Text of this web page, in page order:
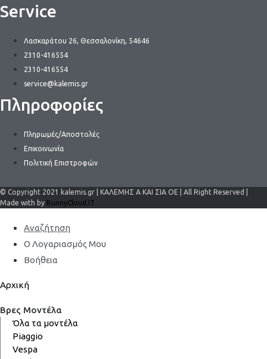
Service
Λασκαράτου 26, Θεσσαλονίκη, 54646
2310-416554
2310-416554
service@kalemis.gr
Πληροφορίες
Πληρωμές/Αποστολές
Επικοινωνία
Πολιτική Επιστροφών
© Copyright 2021 kalemis.gr | ΚΑΛΕΜΗΣ Α ΚΑΙ ΣΙΑ ΟΕ | All Right Reserved |
Made with by BunnyCloud.IT
Αναζήτηση
Ο Λογαριασμός Μου
Βοήθεια
Αρχική
Βρες Μοντέλα
Όλα τα μοντέλα
Piaggio
Vespa